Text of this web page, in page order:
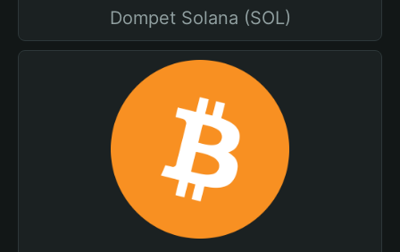
Dompet Solana (SOL)